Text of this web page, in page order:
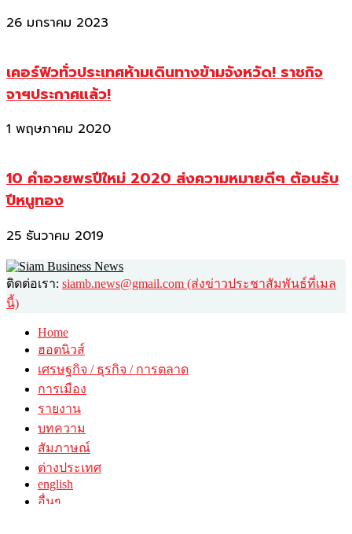
26 มกราคม 2023
เคอร์ฟิวทั่วประเทศห้ามเดินทางข้ามจังหวัด! ราชกิจ
จาฯประกาศแล้ว!
1 พฤษภาคม 2020
10 คำอวยพรปีใหม่ 2020 ส่งความหมายดีๆ ต้อนรับ
ปีหนูทอง
25 ธันวาคม 2019
ติดต่อเรา: siamb.news@gmail.com (ส่งข่าวประชาสัมพันธ์ที่เมล
นี้)
Home
ฮอตนิวส์
เศรษฐกิจ / ธุรกิจ / การตลาด
การเมือง
รายงาน
บทความ
สัมภาษณ์
ต่างประเทศ
english
อื่นๆ